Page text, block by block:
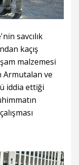
savcılık
kaçış
malzemesi
Armutalan ve
iddia ettiği